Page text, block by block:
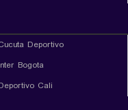
Deportivo
Bogota
Cali